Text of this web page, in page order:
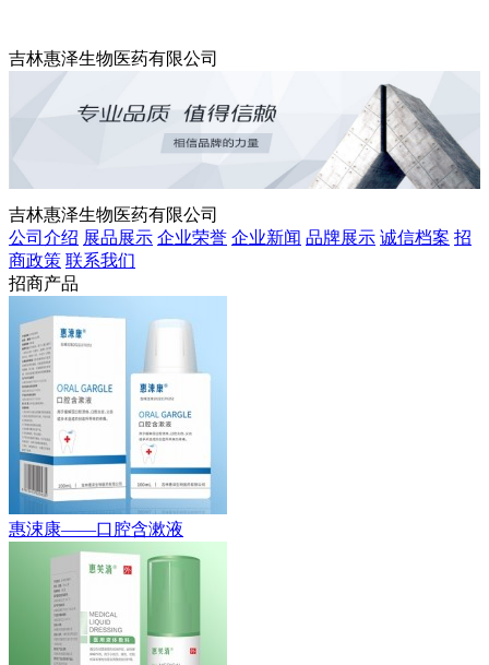
吉林惠泽生物医药有限公司
吉林惠泽生物医药有限公司
公司介绍 展品展示 企业荣誉 企业新闻 品牌展示 诚信档案 招
商政策 联系我们
招商产品
惠涑康——口腔含漱液